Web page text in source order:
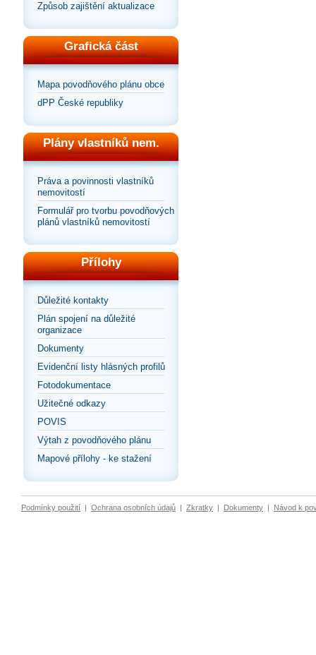
Způsob zajištění aktualizace
Grafická část
Mapa povodňového plánu obce
dPP České republiky
Plány vlastníků nem.
Práva a povinnosti vlastníků
nemovitostí
Formulář pro tvorbu povodňových
plánů vlastníků nemovitostí
Přílohy
Důležité kontakty
Plán spojení na důležité
organizace
Dokumenty
Evidenční listy hlásných profilů
Fotodokumentace
Užitečné odkazy
POVIS
Výtah z povodňového plánu
Mapové přílohy - ke stažení
Podmínky použití | Ochrana osobních údajů | Zkratky | Dokumenty | Návod k